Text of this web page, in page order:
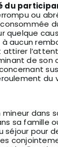
du
ou
quelque
aucun
de son
du
mineur dans
sa famille
pour